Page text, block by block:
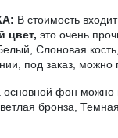
В стоимость
цвет, это очень
Слоновая
под заказ,
фон можно
бронза,